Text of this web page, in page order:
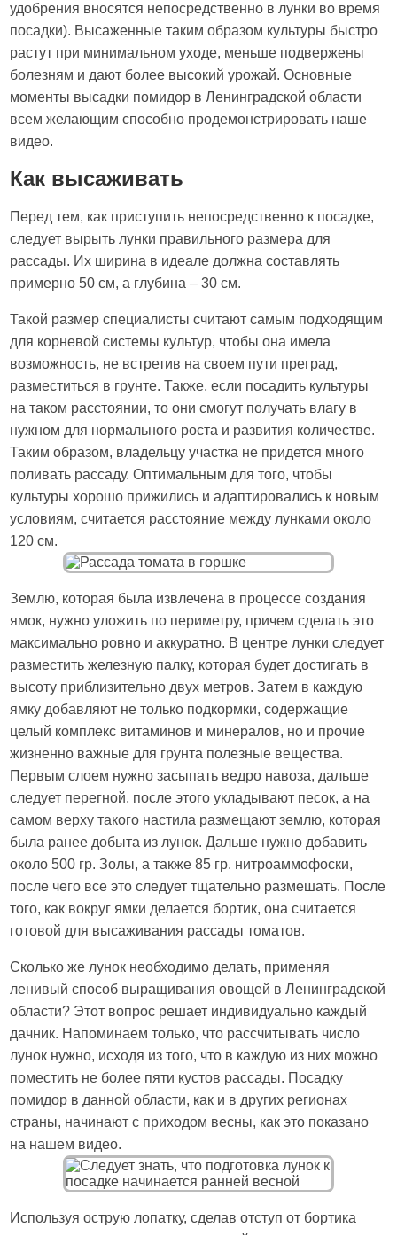
удобрения вносятся непосредственно в лунки во время
посадки). Высаженные таким образом культуры быстро
растут при минимальном уходе, меньше подвержены
болезням и дают более высокий урожай. Основные
моменты высадки помидор в Ленинградской области
всем желающим способно продемонстрировать наше
видео.
Как высаживать
Перед тем, как приступить непосредственно к посадке,
следует вырыть лунки правильного размера для
рассады. Их ширина в идеале должна составлять
примерно 50 см, а глубина – 30 см.
Такой размер специалисты считают самым подходящим
для корневой системы культур, чтобы она имела
возможность, не встретив на своем пути преград,
разместиться в грунте. Также, если посадить культуры
на таком расстоянии, то они смогут получать влагу в
нужном для нормального роста и развития количестве.
Таким образом, владельцу участка не придется много
поливать рассаду. Оптимальным для того, чтобы
культуры хорошо прижились и адаптировались к новым
условиям, считается расстояние между лунками около
120 см.
Землю, которая была извлечена в процессе создания
ямок, нужно уложить по периметру, причем сделать это
максимально ровно и аккуратно. В центре лунки следует
разместить железную палку, которая будет достигать в
высоту приблизительно двух метров. Затем в каждую
ямку добавляют не только подкормки, содержащие
целый комплекс витаминов и минералов, но и прочие
жизненно важные для грунта полезные вещества.
Первым слоем нужно засыпать ведро навоза, дальше
следует перегной, после этого укладывают песок, а на
самом верху такого настила размещают землю, которая
была ранее добыта из лунок. Дальше нужно добавить
около 500 гр. Золы, а также 85 гр. нитроаммофоски,
после чего все это следует тщательно размешать. После
того, как вокруг ямки делается бортик, она считается
готовой для высаживания рассады томатов.
Сколько же лунок необходимо делать, применяя
ленивый способ выращивания овощей в Ленинградской
области? Этот вопрос решает индивидуально каждый
дачник. Напоминаем только, что рассчитывать число
лунок нужно, исходя из того, что в каждую из них можно
поместить не более пяти кустов рассады. Посадку
помидор в данной области, как и в других регионах
страны, начинают с приходом весны, как это показано
на нашем видео.
Используя острую лопатку, сделав отступ от бортика